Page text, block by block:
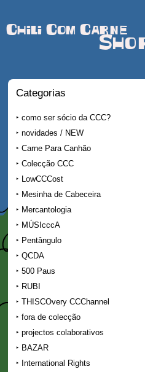
Chili Com Carne
Categorias
como ser sócio da CCC?
novidades / NEW
Carne Para Canhão
Colecção CCC
LowCCCost
Mesinha de Cabeceira
Mercantologia
MÚSIcccA
Pentângulo
QCDA
500 Paus
RUBI
THISCOvery CCChannel
fora de colecção
projectos colaborativos
BAZAR
International Rights